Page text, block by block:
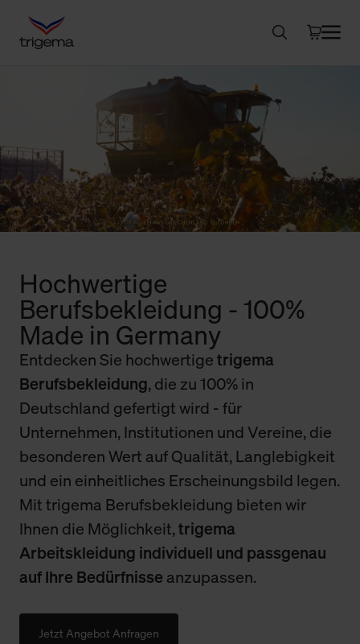
Hochwertige
Berufsbekleidung - 100%
Made in Germany
Entdecken Sie hochwertigetrigema
Berufsbekleidung, die zu 100% in
Deutschland gefertigt wird - für
Unternehmen, Institutionen und Vereine, die
besonderen Wert auf Qualität, Langlebigkeit
und ein einheitliches Erscheinungsbild legen.
Mit trigema Berufsbekleidung bieten wir
Ihnen die Möglichkeit,trigema
Arbeitskleidung individuell und passgenau
auf Ihre Bedürfnisse anzupassen.
Jetzt Angebot Anfragen